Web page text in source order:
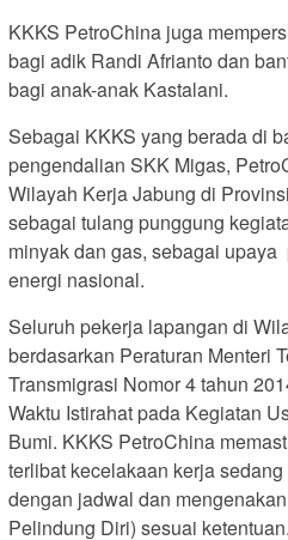
KKKS PetroChina juga
bagi adik Randi Afrianto dan
bagi anak-anak Kastalani.
Sebagai KKKS yang berada di
pengendalian SKK Migas,
Wilayah Kerja Jabung di
sebagai tulang punggung
minyak dan gas, sebagai
energi nasional.
Seluruh pekerja lapangan di
berdasarkan Peraturan Menteri
Transmigrasi Nomor 4 tahun
Waktu Istirahat pada Kegiatan
Bumi. KKKS PetroChina
terlibat kecelakaan kerja
dengan jadwal dan
Pelindung Diri) sesuai ketentuan.